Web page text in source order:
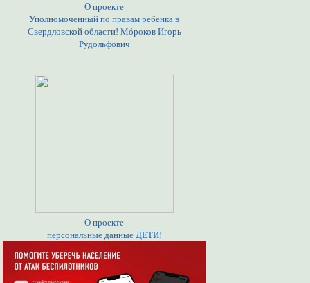
О проекте
Уполномоченный по правам ребенка в
Свердловской области! Мóроков Игорь
Рудольфович
О проекте
персональные данные ДЕТИ!